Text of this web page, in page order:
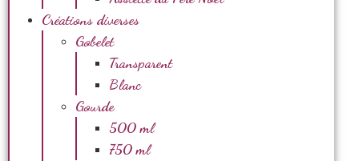
Créations diverses
Gobelet
Transparent
Blanc
Gourde
500 ml
750 ml